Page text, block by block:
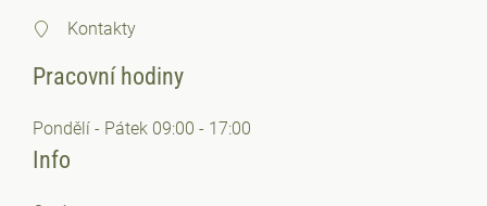
Kontakty
Pracovní hodiny
Pondělí - Pátek 09:00 - 17:00
Info